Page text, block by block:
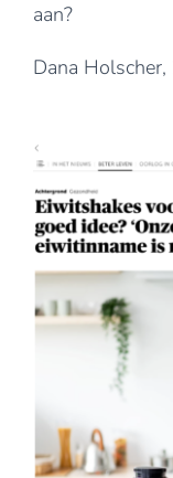
aan?
Dana